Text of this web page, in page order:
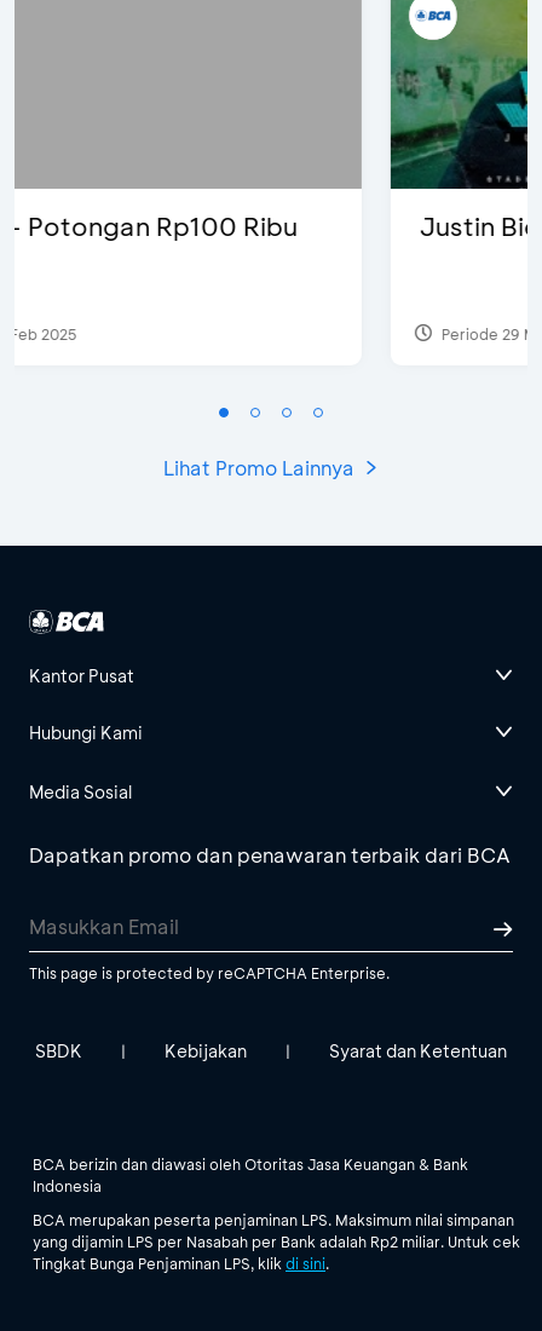
Justin Bieber
Lihat Promo Lainnya
Kantor Pusat
Hubungi Kami
Media Sosial
Dapatkan promo dan penawaran terbaik dari BCA
This page is protected by reCAPTCHA Enterprise.
SBDK | Kebijakan | Syarat dan Ketentuan
BCA berizin dan diawasi oleh Otoritas Jasa Keuangan & Bank
Indonesia
BCA merupakan peserta penjaminan LPS. Maksimum nilai simpanan
yang dijamin LPS per Nasabah per Bank adalah Rp2 miliar. Untuk cek
Tingkat Bunga Penjaminan LPS, klik di sini.